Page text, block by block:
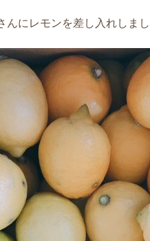
んにレモンを差し入れしまし